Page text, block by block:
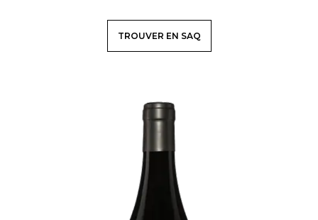
TROUVER EN SAQ